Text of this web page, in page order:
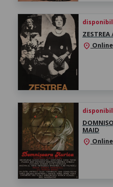
ZESTREA
location_on Online
MAID
location_on Online